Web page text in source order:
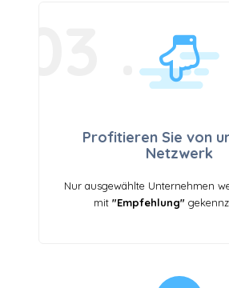
Profitieren Sie von
Netzwerk
Nur ausgewählte Unternehmen
mit "Empfehlung"